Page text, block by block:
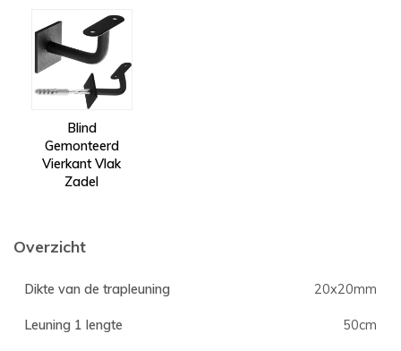
Blind
Gemonteerd
Vierkant Vlak
Zadel
Overzicht
Dikte van de trapleuning 20x20mm
Leuning 1 lengte 50cm